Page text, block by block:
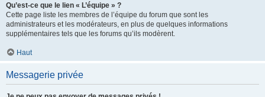
Qu’est-ce que le lien « L’équipe » ?
Cette page liste les membres de l’équipe du forum que sont les
administrateurs et les modérateurs, en plus de quelques informations
supplémentaires tels que les forums qu’ils modèrent.
Haut
Messagerie privée